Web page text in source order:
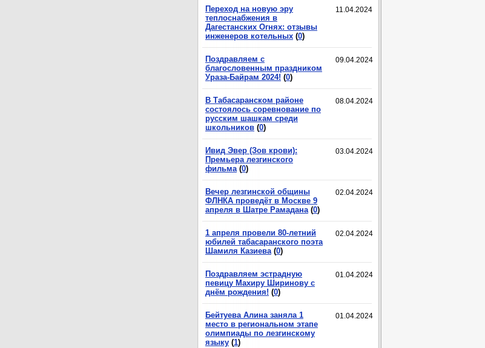
11.04.2024
Переход на новую эру
теплоснабжения в
Дагестанских Огнях: отзывы
инженеров котельных (0)
09.04.2024
Поздравляем с
благословенным праздником
Ураза-Байрам 2024! (0)
08.04.2024
В Табасаранском районе
состоялось соревнование по
русским шашкам среди
школьников (0)
03.04.2024
Ивид Эвер (Зов крови):
Премьера лезгинского
фильма (0)
02.04.2024
Вечер лезгинской общины
ФЛНКА проведёт в Москве 9
апреля в Шатре Рамадана (0)
02.04.2024
1 апреля провели 80-летний
юбилей табасаранского поэта
Шамиля Казиева (0)
01.04.2024
Поздравляем эстрадную
певицу Махиру Ширинову с
днём рождения! (0)
01.04.2024
Бейтуева Алина заняла 1
место в региональном этапе
олимпиады по лезгинскому
языку (1)